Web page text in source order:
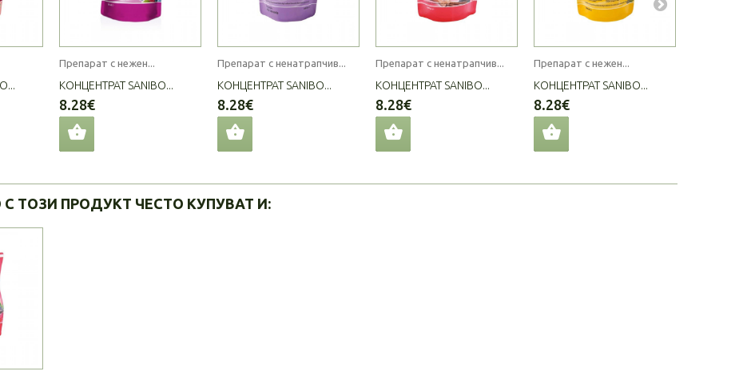
Препарат с нежен...
КОНЦЕНТРАТ SANIBO...
8.28€
Препарат с ненатрапчив...
КОНЦЕНТРАТ SANIBO...
8.28€
Препарат с ненатрапчив...
КОНЦЕНТРАТ SANIBO...
8.28€
Препарат с нежен...
КОНЦЕНТРАТ SANIBO...
8.28€
ТОЗИ ПРОДУКТ ЧЕСТО КУПУВАТ И: